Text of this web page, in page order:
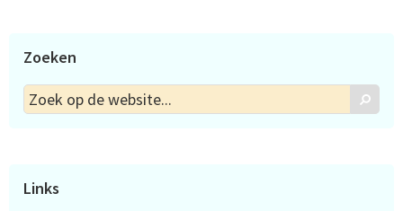
Zoeken
Zoek
op
Zoek
Links